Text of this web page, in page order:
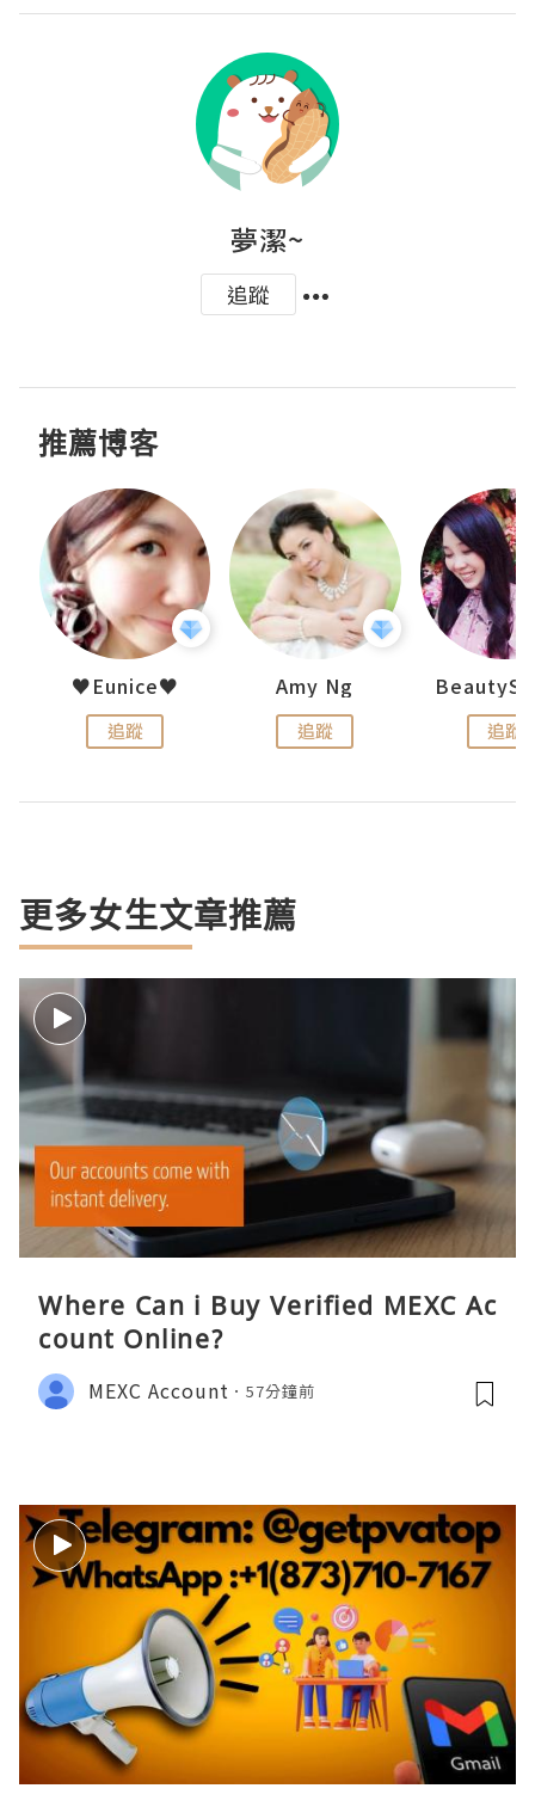
夢潔~
追蹤
推薦博客
♥Eunice♥
追蹤
Amy Ng
追蹤 追蹤
更多女生文章推薦
Where Can i Buy Verified MEXC Ac
count Online?
MEXC Account 57分鐘前